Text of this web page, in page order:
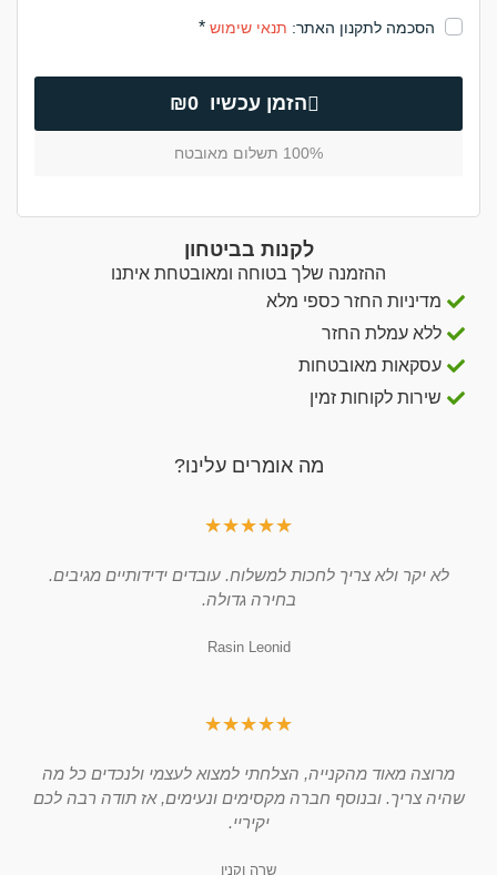
הסכמה לתקנון האתר: תנאי שימוש *
הזמן עכשיו ₪0
100% תשלום מאובטח
לקנות בביטחון
ההזמנה שלך בטוחה ומאובטחת איתנו
מדיניות החזר כספי מלא
ללא עמלת החזר
עסקאות מאובטחות
שירות לקוחות זמין
מה אומרים עלינו?
★
★
★
★
★
לא יקר ולא צריך לחכות למשלוח. עובדים ידידותיים מגיבים.
בחירה גדולה.
Rasin Leonid
★
★
★
★
★
מרוצה מאוד מהקנייה, הצלחתי למצוא לעצמי ולנכדים כל מה
שהיה צריך. ובנוסף חברה מקסימים ונעימים, אז תודה רבה לכם
יקיריי.
שרה וקנין